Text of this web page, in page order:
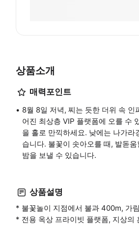
상품소개
매력포인트
8월 8일 저녁, 찌는 듯한 더위 속
어진 최상층 VIP 플랫폼에 오를 수
을 홀로 만끽하세요. 낮에는 나가
습니다. 불꽃이 솟아오를 때, 발돋
밤을 보낼 수 있습니다.
상품설명
* 불꽃놀이 지점에서 불과 400m, 가
* 전용 옥상 프라이빗 플랫폼, 지상의